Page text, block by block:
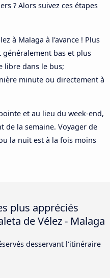
? Alors suivez ces étapes
à Malaga à l'avance ! Plus
bas et plus
libre dans le bus;
minute ou directement à
et au lieu du week-end,
de la semaine. Voyager de
la nuit est à la fois moins
plus appréciés
de Vélez - Malaga
desservant l'itinéraire